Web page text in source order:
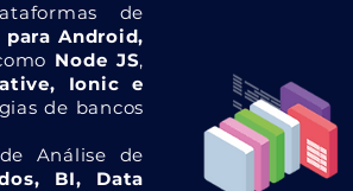
de
para Android,
Node JS,
Ionic e
de bancos
Análise de
BI, Data